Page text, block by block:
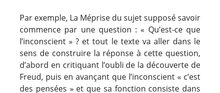
Par exemple, La Méprise du sujet supposé savoir
commence par une question : « Qu’est-ce que
l’inconscient » ? et tout le texte va aller dans le
sens de construire la réponse à cette question,
d’abord en critiquant l’oubli de la découverte de
Freud, puis en avançant que l’inconscient « c’est
des pensées » et que sa fonction consiste dans